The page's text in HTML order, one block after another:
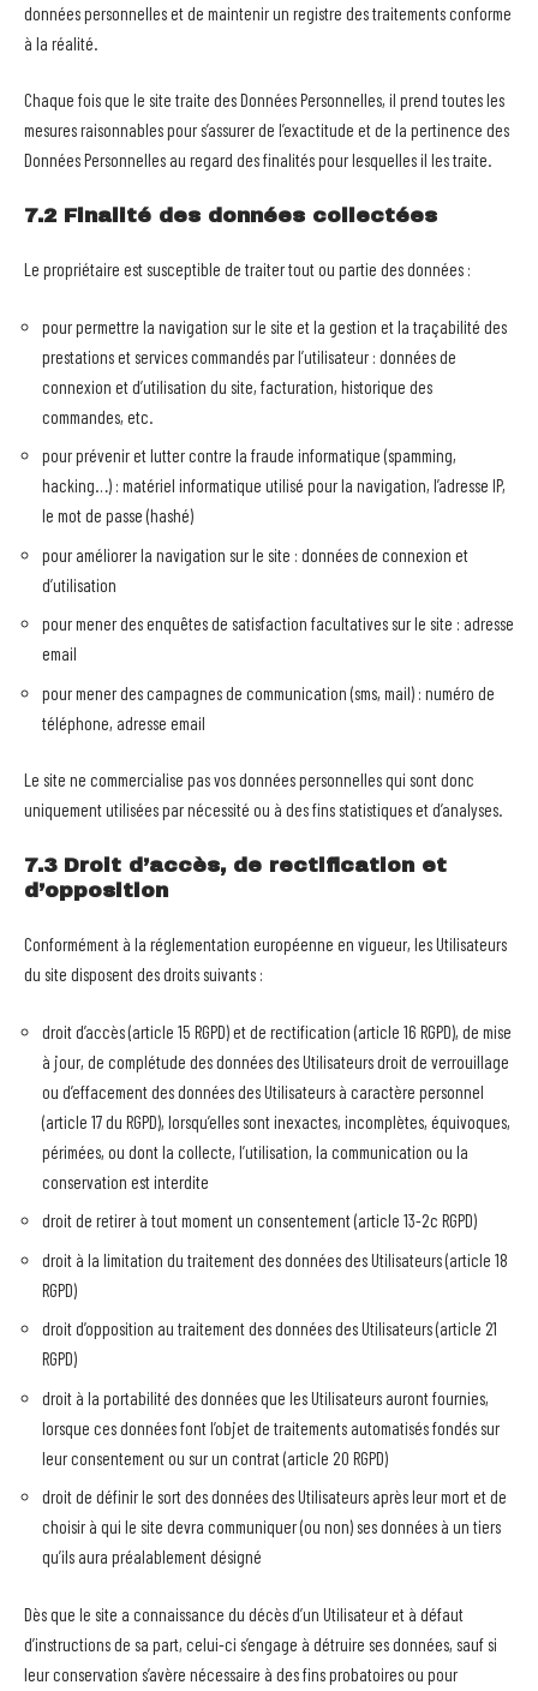
données personnelles et de maintenir un registre des traitements conforme
à la réalité.
Chaque fois que le site traite des Données Personnelles, il prend toutes les
mesures raisonnables pour s’assurer de l’exactitude et de la pertinence des
Données Personnelles au regard des finalités pour lesquelles il les traite.
7.2 Finalité des données collectées
Le propriétaire est susceptible de traiter tout ou partie des données :
pour permettre la navigation sur le site et la gestion et la traçabilité des
prestations et services commandés par l’utilisateur : données de
connexion et d’utilisation du site, facturation, historique des
commandes, etc.
pour prévenir et lutter contre la fraude informatique (spamming,
hacking…) : matériel informatique utilisé pour la navigation, l’adresse IP,
le mot de passe (hashé)
pour améliorer la navigation sur le site : données de connexion et
d’utilisation
pour mener des enquêtes de satisfaction facultatives sur le site : adresse
email
pour mener des campagnes de communication (sms, mail) : numéro de
téléphone, adresse email
Le site ne commercialise pas vos données personnelles qui sont donc
uniquement utilisées par nécessité ou à des fins statistiques et d’analyses.
7.3 Droit d’accès, de rectification et
d’opposition
Conformément à la réglementation européenne en vigueur, les Utilisateurs
du site disposent des droits suivants :
droit d’accès (article 15 RGPD) et de rectification (article 16 RGPD), de mise
à jour, de complétude des données des Utilisateurs droit de verrouillage
ou d’effacement des données des Utilisateurs à caractère personnel
(article 17 du RGPD), lorsqu’elles sont inexactes, incomplètes, équivoques,
périmées, ou dont la collecte, l’utilisation, la communication ou la
conservation est interdite
droit de retirer à tout moment un consentement (article 13-2c RGPD)
droit à la limitation du traitement des données des Utilisateurs (article 18
RGPD)
droit d’opposition au traitement des données des Utilisateurs (article 21
RGPD)
droit à la portabilité des données que les Utilisateurs auront fournies,
lorsque ces données font l’objet de traitements automatisés fondés sur
leur consentement ou sur un contrat (article 20 RGPD)
droit de définir le sort des données des Utilisateurs après leur mort et de
choisir à qui le site devra communiquer (ou non) ses données à un tiers
qu’ils aura préalablement désigné
Dès que le site a connaissance du décès d’un Utilisateur et à défaut
d’instructions de sa part, celui-ci s’engage à détruire ses données, sauf si
leur conservation s’avère nécessaire à des fins probatoires ou pour